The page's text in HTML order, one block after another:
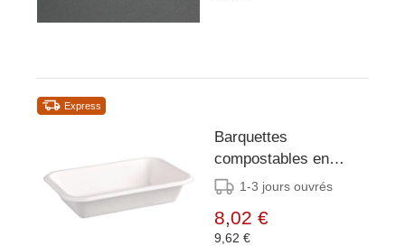
Express
Barquettes
compostables en
bagasse Fiesta
(lot de 50)
1-3 jours ouvrés
8,02 €
9,62 €